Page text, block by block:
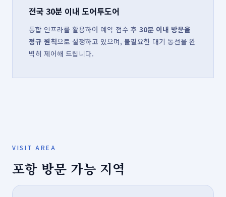
전국 30분 이내 도어투도어
통합 인프라를 활용하여 예약 접수 후 30분 이내 방문을
정규 원칙으로 설정하고 있으며, 불필요한 대기 동선을 완
벽히 제어해 드립니다.
VISIT AREA
포항 방문 가능 지역